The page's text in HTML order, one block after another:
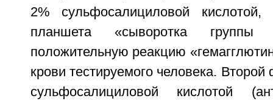
2% сульфосалициловой кислотой,
планшета «сыворотка
положительную реакцию
крови тестируемого человека.
сульфосалициловой кислотой